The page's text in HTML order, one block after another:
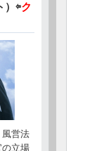
）⇦ク
風営法
の立場